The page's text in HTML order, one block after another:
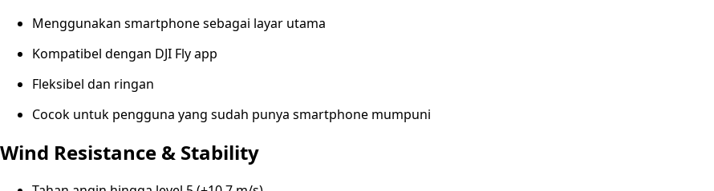
Menggunakan smartphone sebagai layar utama
Kompatibel dengan DJI Fly app
Fleksibel dan ringan
Cocok untuk pengguna yang sudah punya smartphone mumpuni
Wind Resistance & Stability